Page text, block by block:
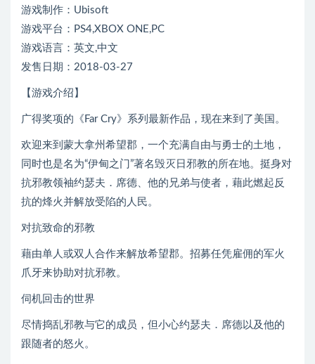
游戏制作：Ubisoft
游戏平台：PS4,XBOX ONE,PC
游戏语言：英文,中文
发售日期：2018-03-27
【游戏介绍】
广得奖项的《Far Cry》系列最新作品，现在来到了美国。
欢迎来到蒙大拿州希望郡，一个充满自由与勇士的土地，
同时也是名为“伊甸之门”著名毁灭日邪教的所在地。挺身对
抗邪教领袖约瑟夫．席德、他的兄弟与使者，藉此燃起反
抗的烽火并解放受陷的人民。
对抗致命的邪教
藉由单人或双人合作来解放希望郡。招募任凭雇佣的军火
爪牙来协助对抗邪教。
伺机回击的世界
尽情捣乱邪教与它的成员，但小心约瑟夫．席德以及他的
跟随者的怒火。